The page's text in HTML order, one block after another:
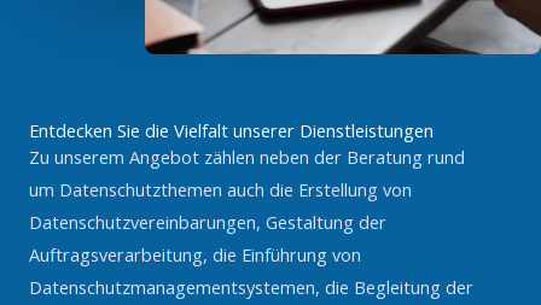
Entdecken Sie die Vielfalt unserer Dienstleistungen
Zu unserem Angebot zählen neben der Beratung rund
um Datenschutzthemen auch die Erstellung von
Datenschutzvereinbarungen, Gestaltung der
Auftragsverarbeitung, die Einführung von
Datenschutzmanagementsystemen, die Begleitung der